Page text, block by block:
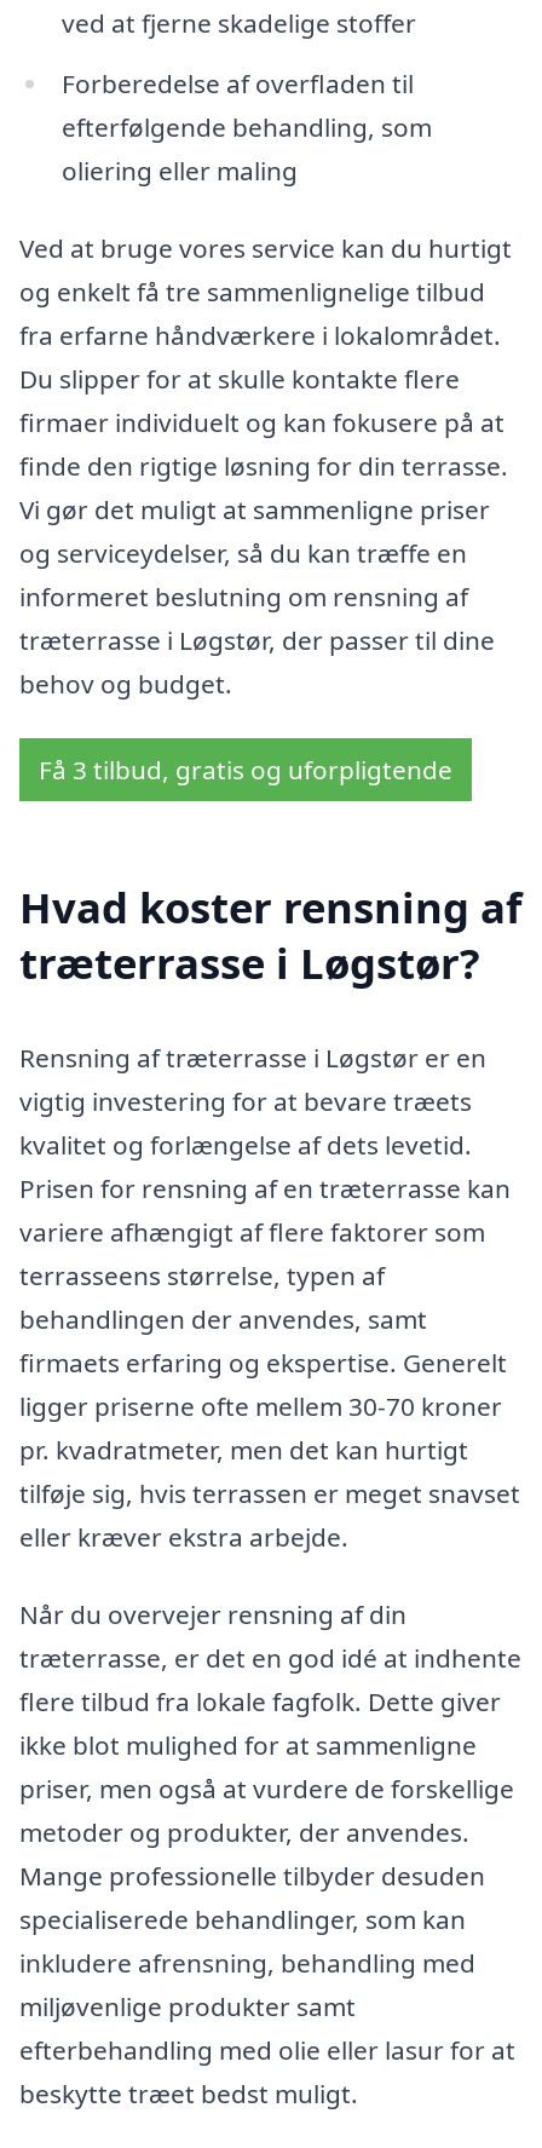
ved at fjerne skadelige stoffer
Forberedelse af overfladen til
efterfølgende behandling, som
oliering eller maling
Ved at bruge vores service kan du hurtigt
og enkelt få tre sammenlignelige tilbud
fra erfarne håndværkere i lokalområdet.
Du slipper for at skulle kontakte flere
firmaer individuelt og kan fokusere på at
finde den rigtige løsning for din terrasse.
Vi gør det muligt at sammenligne priser
og serviceydelser, så du kan træffe en
informeret beslutning om rensning af
træterrasse i Løgstør, der passer til dine
behov og budget.
Få 3 tilbud, gratis og uforpligtende
Hvad koster rensning af
træterrasse i Løgstør?
Rensning af træterrasse i Løgstør er en
vigtig investering for at bevare træets
kvalitet og forlængelse af dets levetid.
Prisen for rensning af en træterrasse kan
variere afhængigt af flere faktorer som
terrasseens størrelse, typen af
behandlingen der anvendes, samt
firmaets erfaring og ekspertise. Generelt
ligger priserne ofte mellem 30-70 kroner
pr. kvadratmeter, men det kan hurtigt
tilføje sig, hvis terrassen er meget snavset
eller kræver ekstra arbejde.
Når du overvejer rensning af din
træterrasse, er det en god idé at indhente
flere tilbud fra lokale fagfolk. Dette giver
ikke blot mulighed for at sammenligne
priser, men også at vurdere de forskellige
metoder og produkter, der anvendes.
Mange professionelle tilbyder desuden
specialiserede behandlinger, som kan
inkludere afrensning, behandling med
miljøvenlige produkter samt
efterbehandling med olie eller lasur for at
beskytte træet bedst muligt.